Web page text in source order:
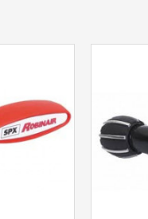
του χαλκού με
προσφέρουν
με κλειστού
πολυαιθυλενίου